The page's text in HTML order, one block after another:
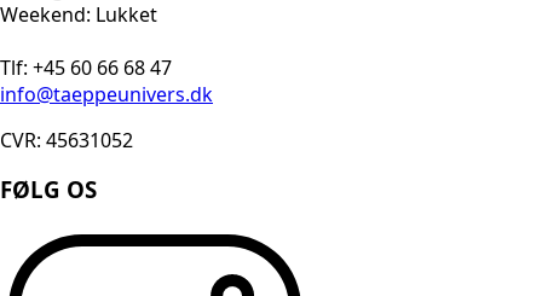
Weekend: Lukket
Tlf: +45 60 66 68 47
info@taeppeunivers.dk
CVR: 45631052
FØLG OS